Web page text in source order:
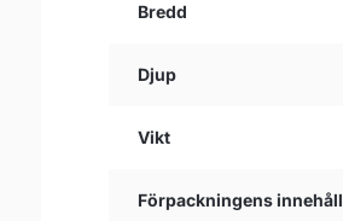
Bredd
Djup
Vikt
Förpackningens innehåll